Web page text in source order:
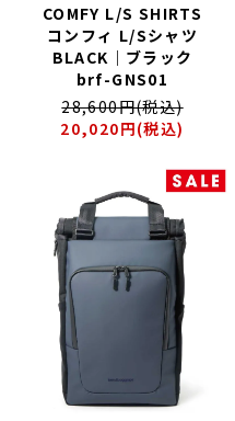
COMFY L/S SHIRTS
コンフィ L/Sシャツ
BLACK｜ブラック
brf-GNS01
28,600円(税込)
20,020円(税込)